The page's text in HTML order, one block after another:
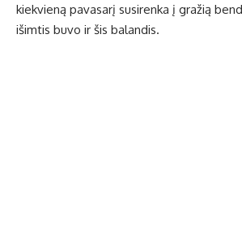
kiekvieną pavasarį susirenka į gražią
išimtis buvo ir šis balandis.